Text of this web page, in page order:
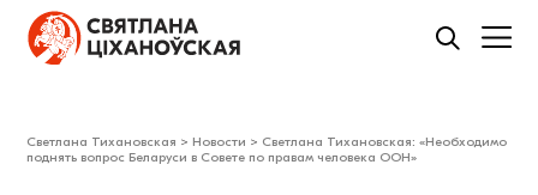
Светлана Тихановская > Новости > Светлана Тихановская: «Необходимо
поднять вопрос Беларуси в Совете по правам человека ООН»